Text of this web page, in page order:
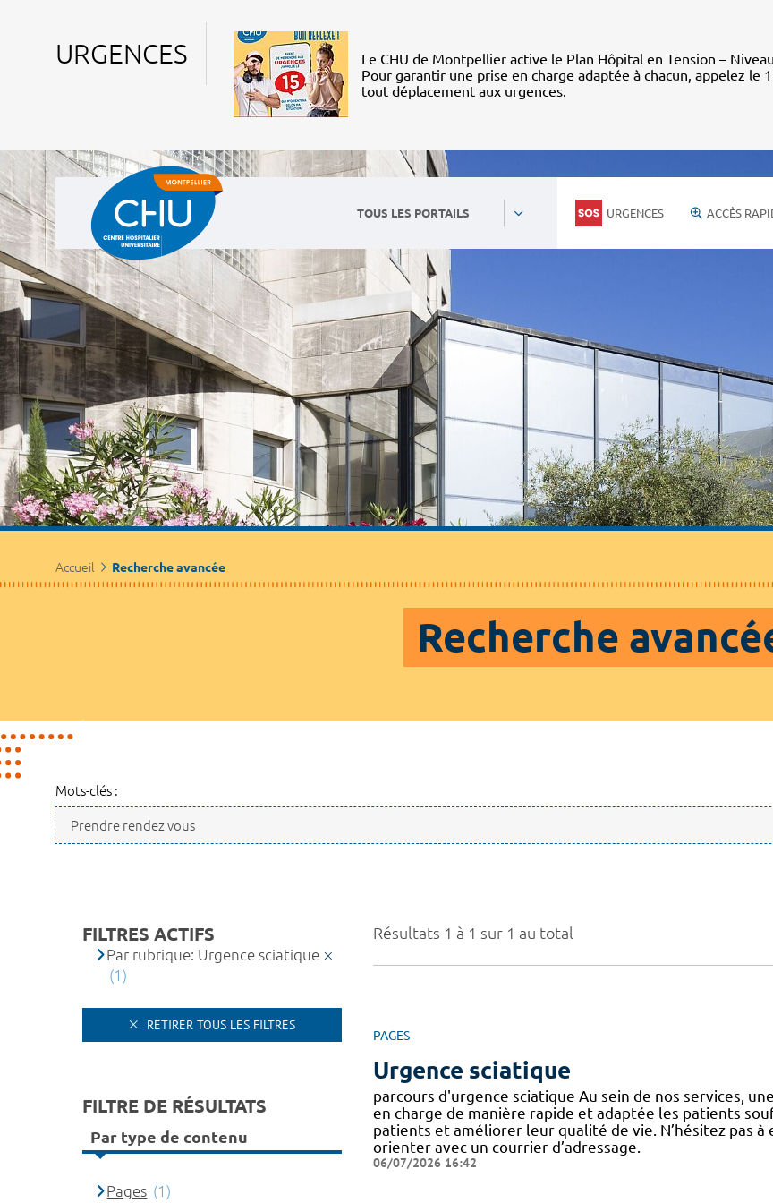
URGENCES
Le CHU de Montpellier active le Plan Hôpital en Tension –
Pour garantir une prise en charge adaptée à chacun, appelez le
tout déplacement aux urgences.
TOUS LES PORTAILS URGENCES ACCÈS
Accueil Recherche avancée
Recherche
Mots-clés :
Résultats 1 à 1 sur 1 au total
PAGES
Urgence sciatique
parcours d'urgence sciatique Au sein de nos services,
en charge de manière rapide et adaptée les patients
patients et améliorer leur qualité de vie. N’hésitez pas
orienter avec un courrier d’adressage.
06/07/2026 16:42
FILTRES ACTIFS
Par rubrique: Urgence sciatique
(1)
RETIRER TOUS LES FILTRES
FILTRE DE RÉSULTATS
Par type de contenu
Pages (1)